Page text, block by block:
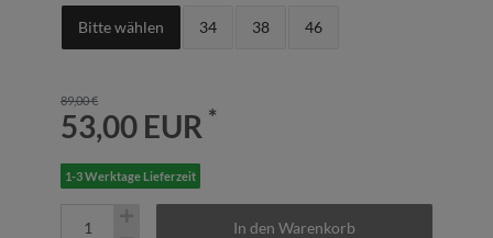
Bitte wählen 34 38 46
89,00 €
53,00 EUR *
1-3 Werktage Lieferzeit
In den Warenkorb